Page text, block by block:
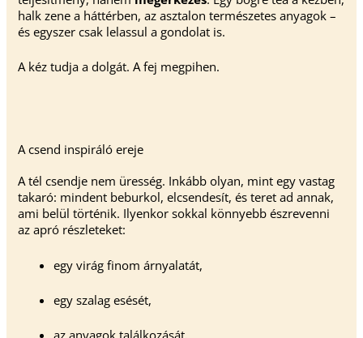
halk zene a háttérben, az asztalon természetes anyagok –
és egyszer csak lelassul a gondolat is.
A kéz tudja a dolgát. A fej megpihen.
A csend inspiráló ereje
A tél csendje nem üresség. Inkább olyan, mint egy vastag
takaró: mindent beburkol, elcsendesít, és teret ad annak,
ami belül történik. Ilyenkor sokkal könnyebb észrevenni
az apró részleteket:
egy virág finom árnyalatát,
egy szalag esését,